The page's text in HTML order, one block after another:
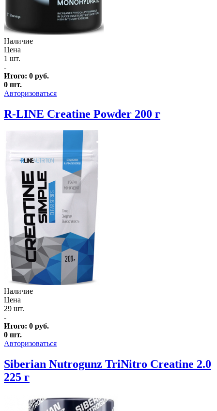
Наличие
Цена
1 шт.
-
Итого: 0 руб.
0 шт.
Авторизоваться
R-LINE Creatine Powder 200 г
Наличие
Цена
29 шт.
-
Итого: 0 руб.
0 шт.
Авторизоваться
Siberian Nutrogunz TriNitro Creatine 2.0
225 г